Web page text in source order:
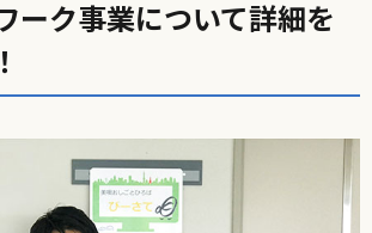
ーク事業について詳細を